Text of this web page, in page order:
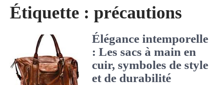
Étiquette : précautions
Élégance intemporelle
: Les sacs à main en
cuir, symboles de style
et de durabilité